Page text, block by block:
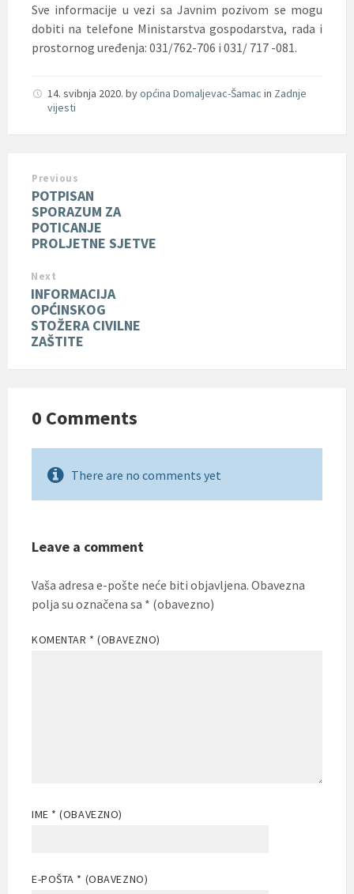
Sve informacije u vezi sa Javnim pozivom se mogu
dobiti na telefone Ministarstva gospodarstva, rada i
prostornog uređenja: 031/762-706 i 031/ 717 -081.
14. svibnja 2020. byopćina Domaljevac-Šamac in Zadnje
vijesti
Previous
POTPISAN
SPORAZUM ZA
POTICANJE
PROLJETNE SJETVE
Next
INFORMACIJA
OPĆINSKOG
STOŽERA CIVILNE
ZAŠTITE
0 Comments
There are no comments yet
Leave a comment
Vaša adresa e-pošte neće biti objavljena. Obavezna
polja su označena sa * (obavezno)
KOMENTAR * (OBAVEZNO)
IME * (OBAVEZNO)
E-POŠTA * (OBAVEZNO)